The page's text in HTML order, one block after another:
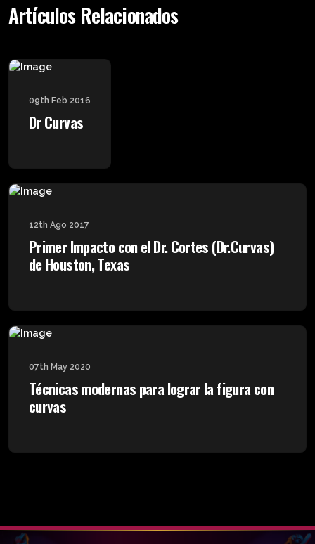
Artículos Relacionados
09th Feb 2016
Dr Curvas
12th Ago 2017
Primer Impacto con el Dr. Cortes (Dr.Curvas)
de Houston, Texas
07th May 2020
Técnicas modernas para lograr la figura con
curvas